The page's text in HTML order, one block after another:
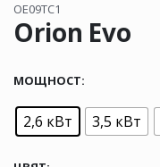
OE09TC1
Orion Evo
МОЩНОСТ
2,6 кВт 3,5 кВт